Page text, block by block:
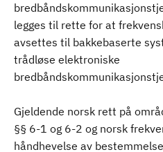
legges til rette for at
avsettes til bakkebaserte
trådløse elektroniske
Gjeldende norsk rett på
§§ 6-1 og 6-2 og norsk
håndhevelse av